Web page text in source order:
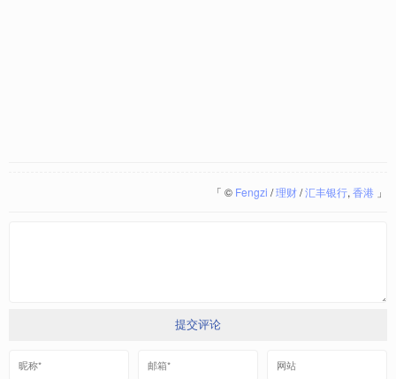
「 © Fengzi /理财/汇丰银行, 香港 」
提交评论